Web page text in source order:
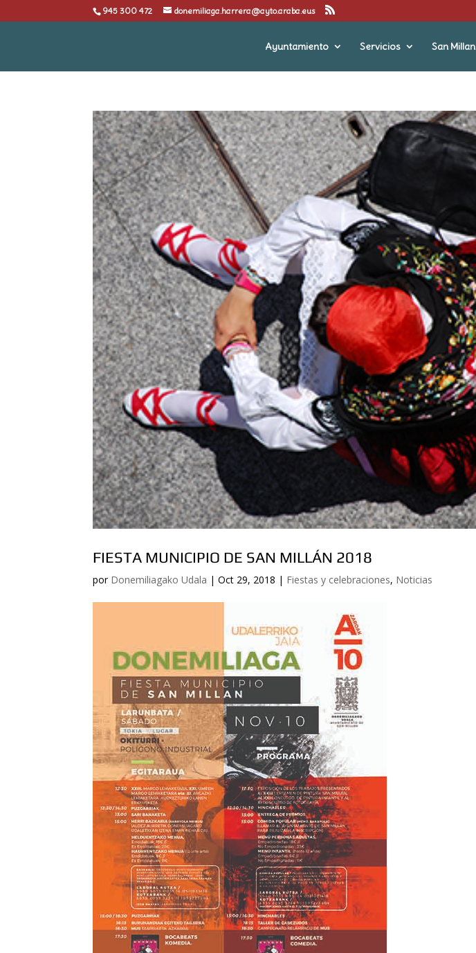
945 300 472 donemiliaga.harrera@ayto.araba.eus
Ayuntamiento Servicios San Millan
FIESTA MUNICIPIO DE SAN MILLÁN 2018
por Donemiliagako Udala |Oct 29, 2018 | Fiestas y celebraciones, Noticias